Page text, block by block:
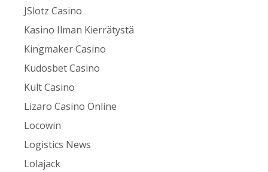
JSlotz Casino
Kasino Ilman Kierrätystä
Kingmaker Casino
Kudosbet Casino
Kult Casino
Lizaro Casino Online
Locowin
Logistics News
Lolajack